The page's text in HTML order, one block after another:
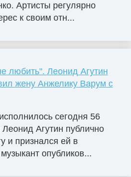
Артисты регулярно
к своим отн...
любить". Леонид Агутин
жену Анжелику Варум с
сегодня 56
Леонид Агутин публично
и признался ей в
опубликов...